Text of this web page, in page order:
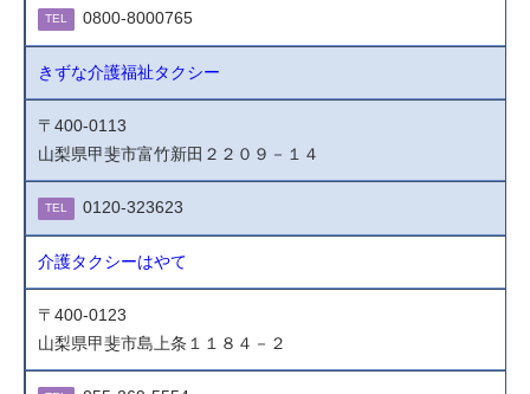
TEL 0800-8000765
きずな介護福祉タクシー
〒400-0113
山梨県甲斐市富竹新田２２０９－１４
TEL 0120-323623
介護タクシーはやて
〒400-0123
山梨県甲斐市島上条１１８４－２